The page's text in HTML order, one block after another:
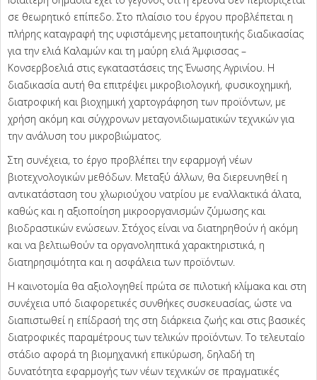
σε θεωρητικό επίπεδο. Στο πλαίσιο του έργου προβλέπεται η
πλήρης καταγραφή της υφιστάμενης μεταποιητικής διαδικασίας
για την ελιά Καλαμών και τη μαύρη ελιά Άμφισσας –
Κονσερβοελιά στις εγκαταστάσεις της Ένωσης Αγρινίου. Η
διαδικασία αυτή θα επιτρέψει μικροβιολογική, φυσικοχημική,
διατροφική και βιοχημική χαρτογράφηση των προϊόντων, με
χρήση ακόμη και σύγχρονων μεταγονιδιωματικών τεχνικών για
την ανάλυση του μικροβιώματος.
Στη συνέχεια, το έργο προβλέπει την εφαρμογή νέων
βιοτεχνολογικών μεθόδων. Μεταξύ άλλων, θα διερευνηθεί η
αντικατάσταση του χλωριούχου νατρίου με εναλλακτικά άλατα,
καθώς και η αξιοποίηση μικροοργανισμών ζύμωσης και
βιοδραστικών ενώσεων. Στόχος είναι να διατηρηθούν ή ακόμη
και να βελτιωθούν τα οργανοληπτικά χαρακτηριστικά, η
διατηρησιμότητα και η ασφάλεια των προϊόντων.
Η καινοτομία θα αξιολογηθεί πρώτα σε πιλοτική κλίμακα και στη
συνέχεια υπό διαφορετικές συνθήκες συσκευασίας, ώστε να
διαπιστωθεί η επίδρασή της στη διάρκεια ζωής και στις βασικές
διατροφικές παραμέτρους των τελικών προϊόντων. Το τελευταίο
στάδιο αφορά τη βιομηχανική επικύρωση, δηλαδή τη
δυνατότητα εφαρμογής των νέων τεχνικών σε πραγματικές